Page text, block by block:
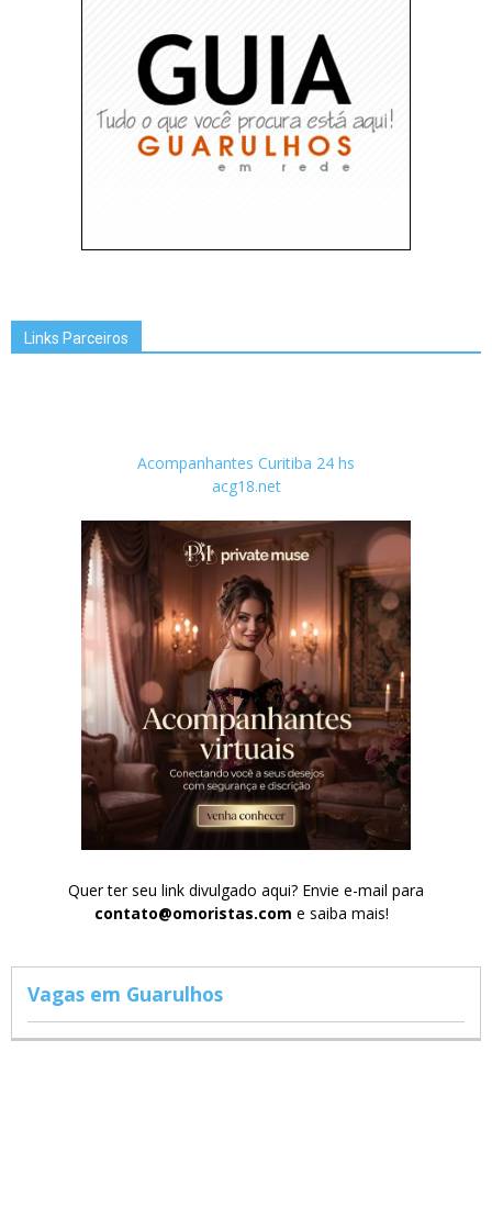
Links Parceiros
Acompanhantes Curitiba 24 hs
acg18.net
Quer ter seu link divulgado aqui? Envie e-mail para
contato@omoristas.com e saiba mais!
Vagas em Guarulhos